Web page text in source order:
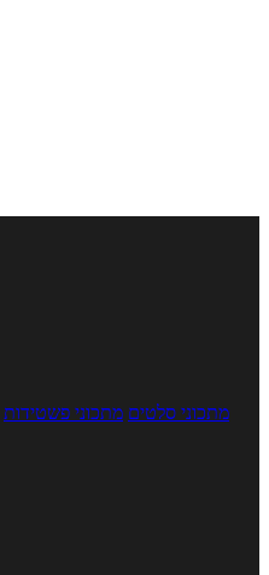
מתכוני סלטים מתכוני פשטידות